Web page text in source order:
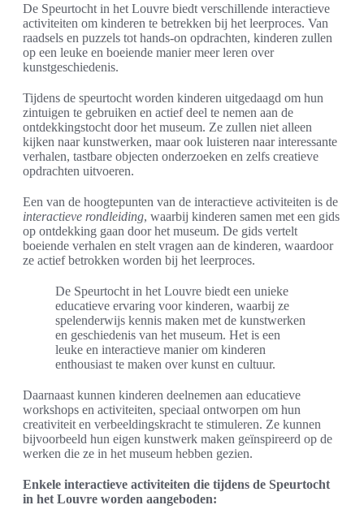
De Speurtocht in het Louvre biedt verschillende interactieve
activiteiten om kinderen te betrekken bij het leerproces. Van
raadsels en puzzels tot hands-on opdrachten, kinderen zullen
op een leuke en boeiende manier meer leren over
kunstgeschiedenis.
Tijdens de speurtocht worden kinderen uitgedaagd om hun
zintuigen te gebruiken en actief deel te nemen aan de
ontdekkingstocht door het museum. Ze zullen niet alleen
kijken naar kunstwerken, maar ook luisteren naar interessante
verhalen, tastbare objecten onderzoeken en zelfs creatieve
opdrachten uitvoeren.
Een van de hoogtepunten van de interactieve activiteiten is de
interactieve rondleiding, waarbij kinderen samen met een gids
op ontdekking gaan door het museum. De gids vertelt
boeiende verhalen en stelt vragen aan de kinderen, waardoor
ze actief betrokken worden bij het leerproces.
De Speurtocht in het Louvre biedt een unieke
educatieve ervaring voor kinderen, waarbij ze
spelenderwijs kennis maken met de kunstwerken
en geschiedenis van het museum. Het is een
leuke en interactieve manier om kinderen
enthousiast te maken over kunst en cultuur.
Daarnaast kunnen kinderen deelnemen aan educatieve
workshops en activiteiten, speciaal ontworpen om hun
creativiteit en verbeeldingskracht te stimuleren. Ze kunnen
bijvoorbeeld hun eigen kunstwerk maken geïnspireerd op de
werken die ze in het museum hebben gezien.
Enkele interactieve activiteiten die tijdens de Speurtocht
in het Louvre worden aangeboden: